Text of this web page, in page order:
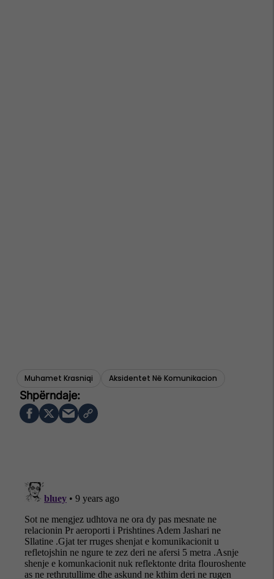
Muhamet Krasniqi Aksidentet Në Komunikacion